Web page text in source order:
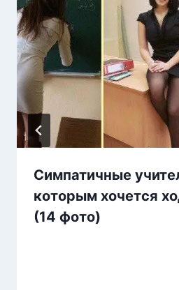
Симпатичные
которым хочется
(14 фото)